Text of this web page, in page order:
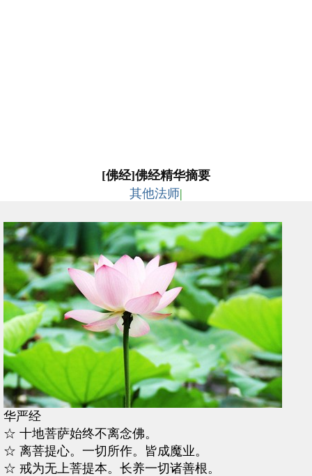
[佛经]佛经精华摘要
其他法师|
华严经
☆ 十地菩萨始终不离念佛。
☆ 离菩提心。一切所作。皆成魔业。
☆ 戒为无上菩提本。长养一切诸善根。